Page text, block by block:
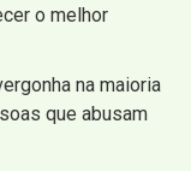
o melhor
na maioria
que abusam